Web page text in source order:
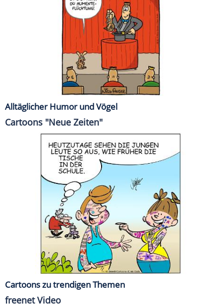
Alltäglicher Humor und Vögel
Cartoons "Neue Zeiten"
Cartoons zu trendigen Themen
freenet Video